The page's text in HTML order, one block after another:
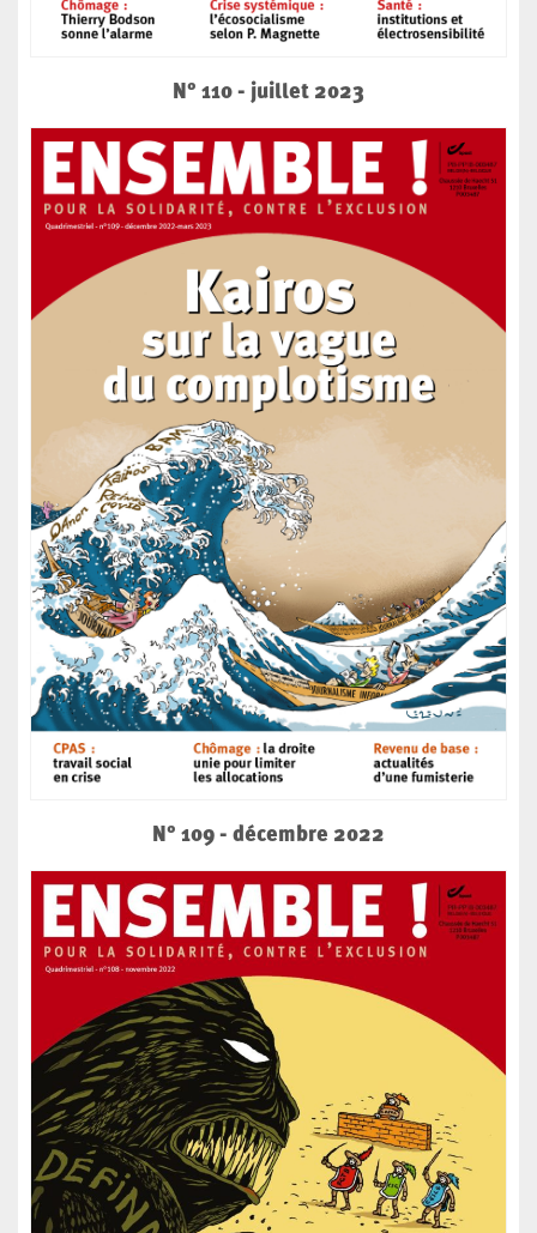
N° 110 - juillet 2023
N° 109 - décembre 2022